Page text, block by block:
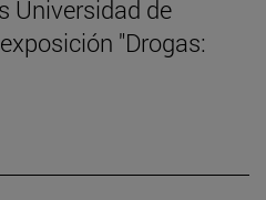
Universidad de
"Drogas: